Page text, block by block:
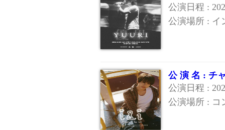
公演日程 :
公演場所 : イ
公 演 名 : チ
公演日程 :
公演場所 : コ